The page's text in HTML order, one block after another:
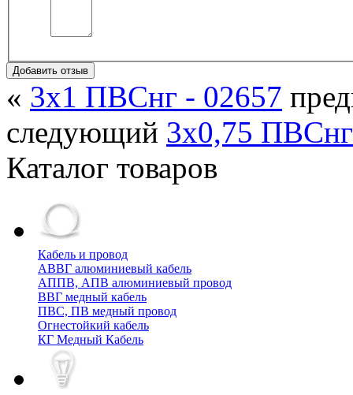
Добавить отзыв
« 3х1 ПВСнг - 02657
следующий 3х0,75
Каталог товаров
Кабель и провод
АВВГ алюминиевый кабель
АППВ, АПВ алюминиевый провод
ВВГ медный кабель
ПВС, ПВ медный провод
Огнестойкий кабель
КГ Медный Кабель